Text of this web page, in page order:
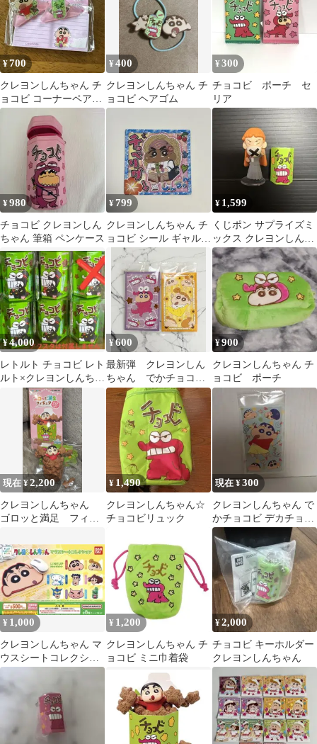
¥700
クレヨンしんちゃん チ
ョコビ コーナーペアク
リップ
¥400
クレヨンしんちゃん チ
ョコビ ヘアゴム
¥300
チョコビ ポーチ セ
リア
¥980
チョコビ クレヨンしん
ちゃん 筆箱 ペンケース
¥799
クレヨンしんちゃん チ
ョコビ シール ギャル
しんちゃん
¥ 1,599
くじポン サプライズミ
ックス クレヨンしんち
ゃん 魚の目お銀 チョコ
ビ セット
¥4,000
レトルト チョコビ レト
ルト×クレヨンしんちゃ
ん 5個 アクスタなし
¥600
最新弾 クレヨンしん
ちゃん でかチョコ
ビ 20周年 ダイカッ
トステッカー 2枚②
¥900
クレヨンしんちゃん チ
ョコビ ポーチ
現在 ¥2,200
クレヨンしんちゃん
ゴロッと満足 フィギ
ョコビ
¥ 1,490
クレヨンしんちゃん☆
チョコビリュック
現在 ¥300
クレヨンしんちゃん で
かチョコビ デカチョコ
ビ シール ステッカー
しんのすけ
¥ 1,000
クレヨンしんちゃん マ
ウスシートコレクショ
ン チョコビ
¥ 1,200
クレヨンしんちゃん チ
ョコビ ミニ巾着袋
¥2,000
チョコビ キーホルダー
クレヨンしんちゃん